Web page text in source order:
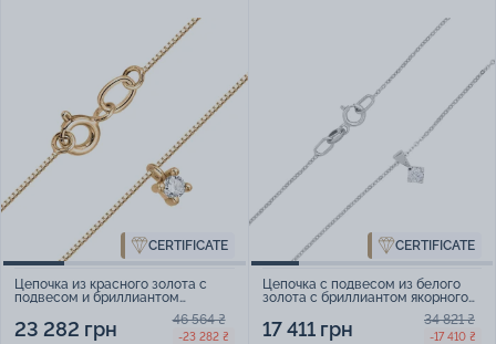
CERTIFICATE
Цепочка из красного золота с
подвесом и бриллиантом
23 282 грн 46 564 ₴
-23 282 ₴
CERTIFICATE
Цепочка с подвесом из белого
золота с бриллиантом якорного
17 411 грн 34 821 ₴
-17 410 ₴